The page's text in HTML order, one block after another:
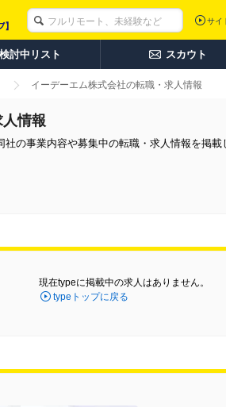
サイ
検討中リスト スカウト
イーデーエム株式会社の転職・求人情報
情報
の事業内容や募集中の転職・求人情報を掲
現在typeに掲載中の求人はありません。
typeトップに戻る